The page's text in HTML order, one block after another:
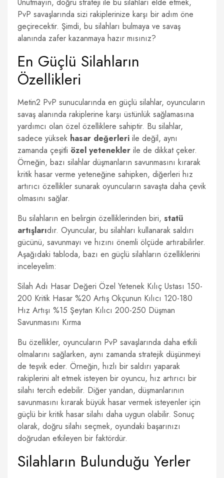
PvP savaşlarında sizi rakiplerinize karşı bir adım öne
geçirecektir. Şimdi, bu silahları bulmaya ve savaş
alanında zafer kazanmaya hazır mısınız?
En Güçlü Silahların
Özellikleri
Metin2 PvP sunucularında en güçlü silahlar, oyuncuların
savaş alanında rakiplerine karşı üstünlük sağlamasına
yardımcı olan özel özelliklere sahiptir. Bu silahlar,
sadece yüksek hasar değerleri ile değil, aynı
zamanda çeşitli özel yetenekler ile de dikkat çeker.
Örneğin, bazı silahlar düşmanların savunmasını kırarak
kritik hasar verme yeteneğine sahipken, diğerleri hız
artırıcı özellikler sunarak oyuncuların savaşta daha çevik
olmasını sağlar.
Bu silahların en belirgin özelliklerinden biri, statü
artışlarıdır. Oyuncular, bu silahları kullanarak saldırı
gücünü, savunmayı ve hızını önemli ölçüde artırabilirler.
Aşağıdaki tabloda, bazı en güçlü silahların özelliklerini
inceleyelim:
Silah Adı Hasar Değeri Özel Yetenek Kılıç Ustası 150-
200 Kritik Hasar %20 Artış Okçunun Kılıcı 120-180
Hız Artışı %15 Şeytan Kılıcı 200-250 Düşman
Savunmasını Kırma
Bu özellikler, oyuncuların PvP savaşlarında daha etkili
olmalarını sağlarken, aynı zamanda stratejik düşünmeyi
de teşvik eder. Örneğin, hızlı bir saldırı yaparak
rakiplerini alt etmek isteyen bir oyuncu, hız artırıcı bir
silahı tercih edebilir. Diğer yandan, düşmanlarının
savunmasını kırarak büyük hasar vermek isteyenler için
güçlü bir kritik hasar silahı daha uygun olabilir. Sonuç
olarak, doğru silahı seçmek, oyundaki başarınızı
doğrudan etkileyen bir faktördür.
Silahların Bulunduğu Yerler